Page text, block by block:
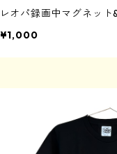
レオパ録画中マグネット
¥1,000